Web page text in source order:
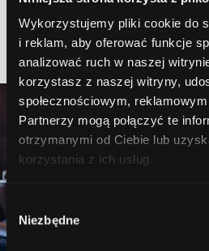
Wykorzystujemy pliki cookie do
i reklam, aby oferować funkcje
analizować ruch w naszej
korzystasz z naszej witryny,
społecznościowym,
Partnerzy mogą połączyć te
otrzymanymi od Ciebie lub
korzystania z ich usług.
zgody
Niezbędne
Skontaktuj się